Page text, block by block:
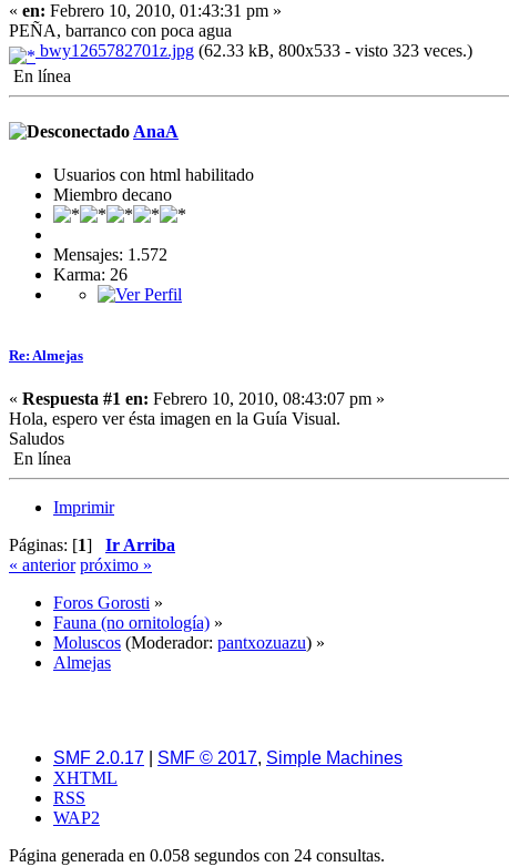
« en: Febrero 10, 2010, 01:43:31 pm »
PEÑA, barranco con poca agua
bwy1265782701z.jpg (62.33 kB, 800x533 - visto 323 veces.)
En línea
AnaA
Usuarios con html habilitado
Miembro decano
Mensajes: 1.572
Karma: 26
Re: Almejas
« Respuesta #1 en: Febrero 10, 2010, 08:43:07 pm »
Hola, espero ver ésta imagen en la Guía Visual.
Saludos
En línea
Imprimir
Páginas: [1] Ir Arriba
« anterior próximo »
Foros Gorosti »
Fauna (no ornitología) »
Moluscos (Moderador: pantxozuazu) »
Almejas
SMF 2.0.17 SMF © 2017, Simple Machines
XHTML
RSS
WAP2
Página generada en 0.058 segundos con 24 consultas.